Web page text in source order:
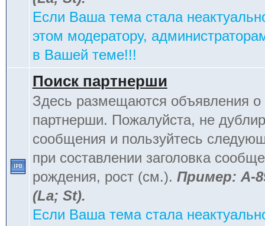
Если Ваша тема стала
этом модератору,
в Вашей теме!!!
Поиск партнерши
Здесь размещаются объявления о
партнерши. Пожалуйста, не
сообщения и пользуйтесь
при составлении заголовка
рождения, рост (см.). Пример: А-
(La; St).
Если Ваша тема стала